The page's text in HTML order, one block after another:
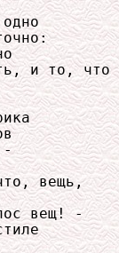
и то, что
-
вещь,
вещ! -